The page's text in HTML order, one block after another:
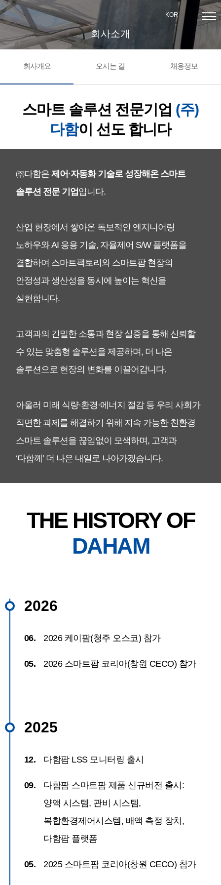
KOR
회사소개
회사개요 오시는 길 채용정보
스마트 솔루션 전문기업 (주)
다함이 선도 합니다
㈜다함은 제어·자동화 기술로 성장해온 스마트
솔루션 전문 기업 입니다.
​산업 현장에서 쌓아온 독보적인 엔지니어링
노하우와 AI 응용 기술, 자율제어 S/W 플랫폼을
결합하여 스마트팩토리와 스마트팜 현장의
안정성과 생산성을 동시에 높이는 혁신을
실현합니다.
고객과의 긴밀한 소통과 현장 실증을 통해 신뢰할
수 있는 맞춤형 솔루션을 제공하며, 더 나은
솔루션으로 현장의 변화를 이끌어갑니다.
​아울러 미래 식량·환경·에너지 절감 등 우리 사회가
직면한 과제를 해결하기 위해 지속 가능한 친환경
스마트 솔루션을 끊임없이 모색하며, 고객과
‘다함께’ 더 나은 내일로 나아가겠습니다.
THE HISTORY OF
DAHAM
2026
06. 2026 케이팜(청주 오스코) 참가
05. 2026 스마트팜 코리아(창원 CECO) 참가
2025
12. 다함팜 LSS 모니터링 출시
09.
다함팜 스마트팜 제품 신규버전 출시:
양액 시스템, 관비 시스템,
복합환경제어시스템, 배액 측정 장치,
다함팜 플랫폼
05. 2025 스마트팜 코리아(창원 CECO) 참가